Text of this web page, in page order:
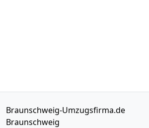
Braunschweig-Umzugsfirma.de
Braunschweig